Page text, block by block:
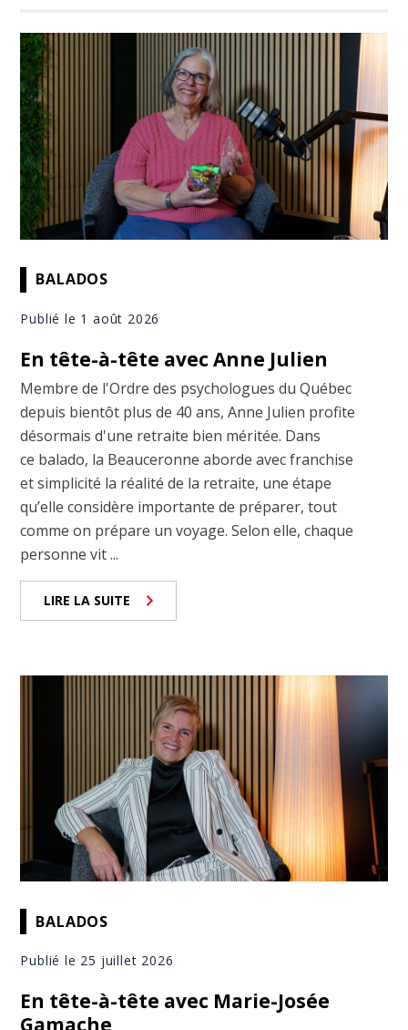
BALADOS
Publié le 1 août 2026
En tête-à-tête avec Anne Julien
Membre de l'Ordre des psychologues du Québec
depuis bientôt plus de 40 ans, Anne Julien profite
désormais d'une retraite bien méritée. Dans
ce balado, la Beauceronne aborde avec franchise
et simplicité la réalité de la retraite, une étape
qu’elle considère importante de préparer, tout
comme on prépare un voyage. Selon elle, chaque
personne vit ...
LIRE LA SUITE
BALADOS
Publié le 25 juillet 2026
En tête-à-tête avec Marie-Josée